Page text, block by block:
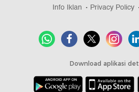
Info Iklan
Privacy Policy
Download aplikasi